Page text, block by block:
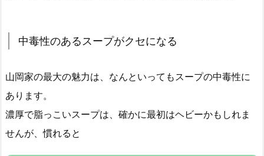
中毒性のあるスープがクセになる
山岡家の最大の魅力は、なんといってもスープの中毒性に
あります。
濃厚で脂っこいスープは、確かに最初はヘビーかもしれま
せんが、慣れると